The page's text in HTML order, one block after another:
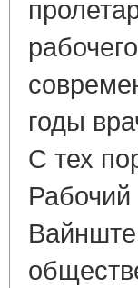
годы
С тех